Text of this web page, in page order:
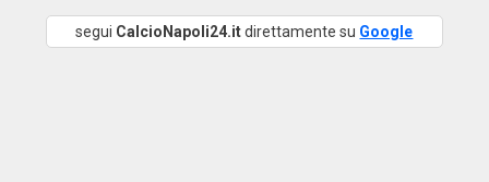
segui CalcioNapoli24.itdirettamente su Google